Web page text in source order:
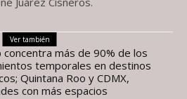
Ver también
concentra más de 90% de los
temporales en destinos
Quintana Roo y CDMX,
con más espacios